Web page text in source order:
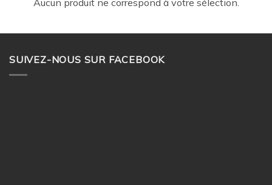
Aucun produit ne correspond à votre sélection.
SUIVEZ-NOUS SUR FACEBOOK